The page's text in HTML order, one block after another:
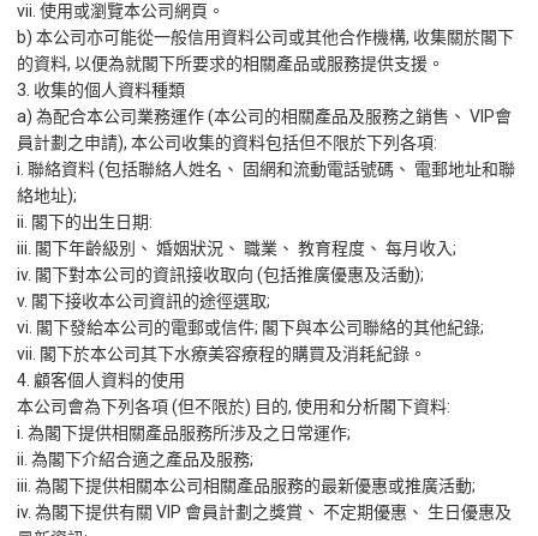
vii. 使用或瀏覽本公司網頁。
b) 本公司亦可能從一般信用資料公司或其他合作機構, 收集關於閣下
的資料, 以便為就閣下所要求的相關產品或服務提供支援。
3. 收集的個人資料種類
a) 為配合本公司業務運作 (本公司的相關產品及服務之銷售、 VIP會
員計劃之申請), 本公司收集的資料包括但不限於下列各項:
i. 聯絡資料 (包括聯絡人姓名、 固網和流動電話號碼、 電郵地址和聯
絡地址);
ii. 閣下的出生日期:
iii. 閣下年齡級別、 婚姻狀況、 職業、 教育程度、 每月收入;
iv. 閣下對本公司的資訊接收取向 (包括推廣優惠及活動);
v. 閣下接收本公司資訊的途徑選取;
vi. 閣下發給本公司的電郵或信件; 閣下與本公司聯絡的其他紀錄;
vii. 閣下於本公司其下水療美容療程的購買及消耗紀錄。
4. 顧客個人資料的使用
本公司會為下列各項 (但不限於) 目的, 使用和分析閣下資料:
i. 為閣下提供相關產品服務所涉及之日常運作;
ii. 為閣下介紹合適之產品及服務;
iii. 為閣下提供相關本公司相關產品服務的最新優惠或推廣活動;
iv. 為閣下提供有關 VIP 會員計劃之獎賞、 不定期優惠、 生日優惠及